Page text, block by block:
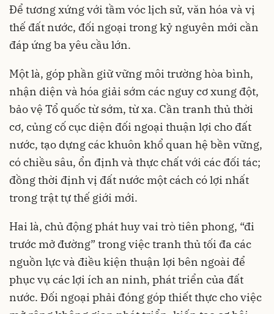
Để tương xứng với tầm vóc lịch sử, văn hóa và vị
thế đất nước, đối ngoại trong kỷ nguyên mới cần
đáp ứng ba yêu cầu lớn.
Một là, góp phần giữ vững môi trường hòa bình,
nhận diện và hóa giải sớm các nguy cơ xung đột,
bảo vệ Tổ quốc từ sớm, từ xa. Cần tranh thủ thời
cơ, củng cố cục diện đối ngoại thuận lợi cho đất
nước, tạo dựng các khuôn khổ quan hệ bền vững,
có chiều sâu, ổn định và thực chất với các đối tác;
đồng thời định vị đất nước một cách có lợi nhất
trong trật tự thế giới mới.
Hai là, chủ động phát huy vai trò tiên phong, “đi
trước mở đường” trong việc tranh thủ tối đa các
nguồn lực và điều kiện thuận lợi bên ngoài để
phục vụ các lợi ích an ninh, phát triển của đất
nước. Đối ngoại phải đóng góp thiết thực cho việc